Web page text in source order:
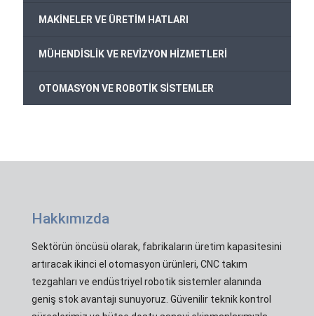
MAKİNELER VE ÜRETİM HATLARI
MÜHENDİSLİK VE REVİZYON HİZMETLERİ
OTOMASYON VE ROBOTİK SİSTEMLER
Hakkımızda
Sektörün öncüsü olarak, fabrikaların üretim kapasitesini
artıracak ikinci el otomasyon ürünleri, CNC takım
tezgahları ve endüstriyel robotik sistemler alanında
geniş stok avantajı sunuyoruz. Güvenilir teknik kontrol